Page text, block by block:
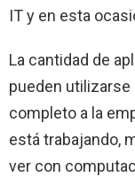
IT y en esta
La cantidad de
pueden
completo a la
está trabajando,
ver con